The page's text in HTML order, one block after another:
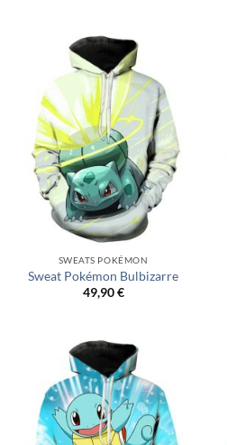
SWEATS POKÉMON
Sweat Pokémon Bulbizarre
49,90€